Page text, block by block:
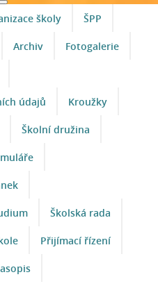
školy ŠPP
Archiv Fotogalerie
údajů Kroužky
Školní družina
Školská rada
Přijímací řízení